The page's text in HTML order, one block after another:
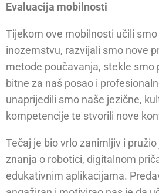
Evaluacija mobilnosti
Tijekom ove mobilnosti učili
inozemstvu, razvijali smo nove
metode poučavanja, stekle smo
bitne za naš posao i
unaprijedili smo naše jezične,
kompetencije te stvorili nove
Tečaj je bio vrlo zanimljiv i
znanja o robotici, digitalnom
edukativnim aplikacijama.